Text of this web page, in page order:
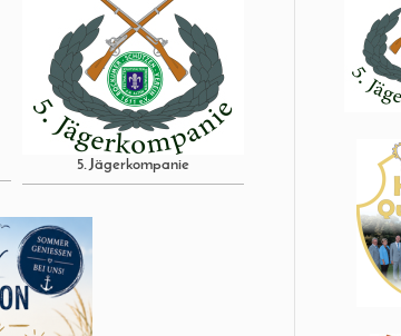
5. Jägerkompanie